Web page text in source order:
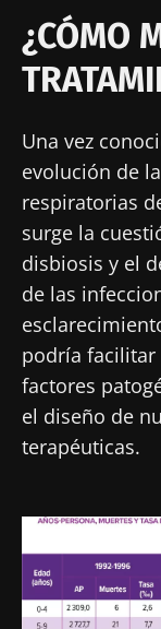
¿CÓMO
Una vez
evolución de
respiratorias
surge la
disbiosis y el
de las
podría
factores
el diseño de
terapéuticas.
Imagen
Está a punto
nuestro sitio
Quedarse
Institute
Únase a la
"Microbiota
le permitirá
microbiota.
Me
noticias
He leído
Únase a la
profesionales
"Microbiota
microbiota.
Me
noticias
He leído
de uso y
Biocodex
BMI 20-35